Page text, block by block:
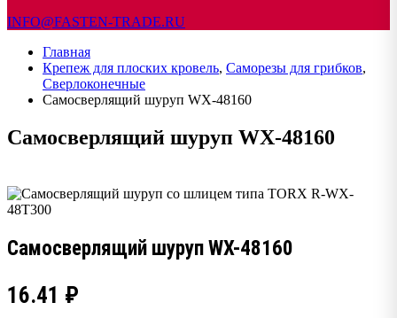
INFO@FASTEN-TRADE.RU
Главная
Крепеж для плоских кровель, Саморезы для грибков,
Сверлоконечные
Самосверлящий шуруп WX-48160
Самосверлящий шуруп WX-48160
Самосверлящий шуруп WX-48160
16.41 ₽